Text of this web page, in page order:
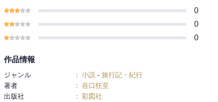
0
0
0
作品情報
ジャンル : 小説 - 旅行記・紀行
著者
: 谷口狂至
出版社
: 彩図社